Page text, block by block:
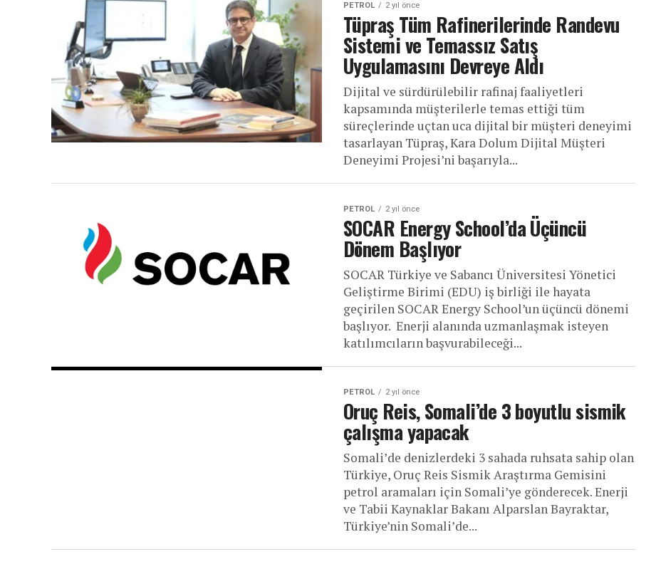
PETROL 2 yıl önce
Tüpraş Tüm Rafinerilerinde Randevu
Sistemi ve Temassız Satış
Uygulamasını Devreye Aldı
Dijital ve sürdürülebilir rafinaj faaliyetleri
kapsamında müşterilerle temas ettiği tüm
süreçlerinde uçtan uca dijital bir müşteri deneyimi
tasarlayan Tüpraş, Kara Dolum Dijital Müşteri
Deneyimi Projesi’ni başarıyla...
PETROL 2 yıl önce
SOCAR Energy School’da Üçüncü
Dönem Başlıyor
SOCAR Türkiye ve Sabancı Üniversitesi Yönetici
Geliştirme Birimi (EDU) iş birliği ile hayata
geçirilen SOCAR Energy School’un üçüncü dönemi
başlıyor. Enerji alanında uzmanlaşmak isteyen
katılımcıların başvurabileceği...
PETROL 2 yıl önce
Oruç Reis, Somali’de 3 boyutlu sismik
çalışma yapacak
Somali’de denizlerdeki 3 sahada ruhsata sahip olan
Türkiye, Oruç Reis Sismik Araştırma Gemisini
petrol aramaları için Somali’ye gönderecek. Enerji
ve Tabii Kaynaklar Bakanı Alparslan Bayraktar,
Türkiye’nin Somali’de...